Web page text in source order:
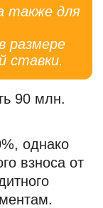
также для
размере
ставки.
90 млн.
однако
взноса от